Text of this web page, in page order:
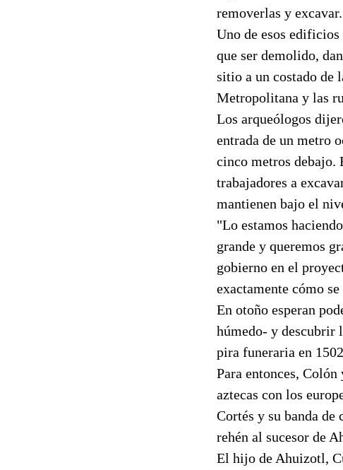
removerlas y excavar.
Uno de esos
que ser demolido,
sitio a un costado de
Metropolitana y las
Los arqueólogos
entrada de un metro
cinco metros debajo.
trabajadores a
mantienen bajo el
"Lo estamos
grande y queremos
gobierno en el
exactamente cómo
En otoño esperan
húmedo- y descubrir
pira funeraria en
Para entonces,
aztecas con los
Cortés y su banda
rehén al sucesor de
El hijo de Ahuizotl,